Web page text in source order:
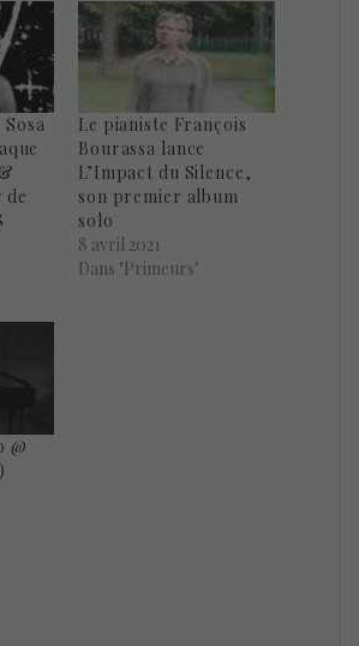
de
Le pianiste François
Bourassa lance
L’Impact du Silence,
son premier album
solo
8 avril 2021
Dans "Primeurs"
@